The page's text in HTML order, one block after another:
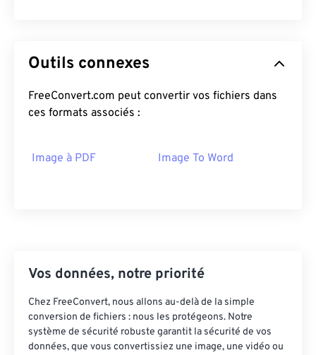
Outils connexes
FreeConvert.com peut convertir vos fichiers dans
ces formats associés :
Image à PDF Image To Word
Vos données, notre priorité
Chez FreeConvert, nous allons au-delà de la simple
conversion de fichiers : nous les protégeons. Notre
système de sécurité robuste garantit la sécurité de vos
données, que vous convertissiez une image, une vidéo ou